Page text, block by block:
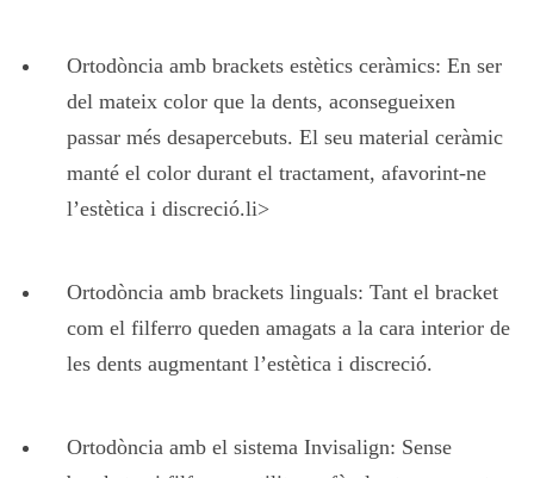
Ortodòncia amb brackets estètics ceràmics: En ser
del mateix color que la dents, aconsegueixen
passar més desapercebuts. El seu material ceràmic
manté el color durant el tractament, afavorint-ne
l’estètica i discreció.li>
Ortodòncia amb brackets linguals: Tant el bracket
com el filferro queden amagats a la cara interior de
les dents augmentant l’estètica i discreció.
Ortodòncia amb el sistema Invisalign: Sense